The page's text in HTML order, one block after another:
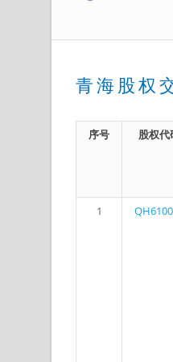
青海股权
序号 股权代
1